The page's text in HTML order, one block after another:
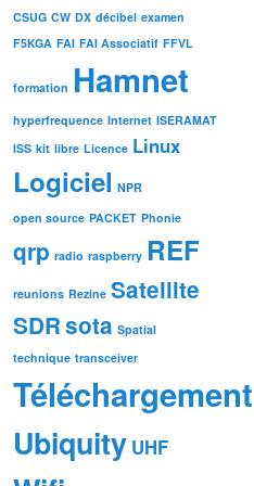
CSUG CW DX décibel examen
F5KGA FAI FAI Associatif FFVL
formation Hamnet
hyperfrequence Internet ISERAMAT
ISS kit libre Licence Linux
Logiciel NPR
open source PACKET Phonie
qrp radio raspberry REF
reunions Rezine Satellite
SDRsota Spatial
technique transceiver
Téléchargement
Ubiquity UHF